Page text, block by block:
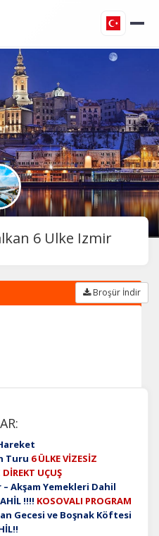
6 Ulke Izmir
Broşür İndir
Turu 6 ÜLKE VİZESİZ
UÇUŞ
– Akşam Yemekleri Dahil
!!!! KOSOVALI PROGRAM
Gecesi ve Boşnak Köftesi